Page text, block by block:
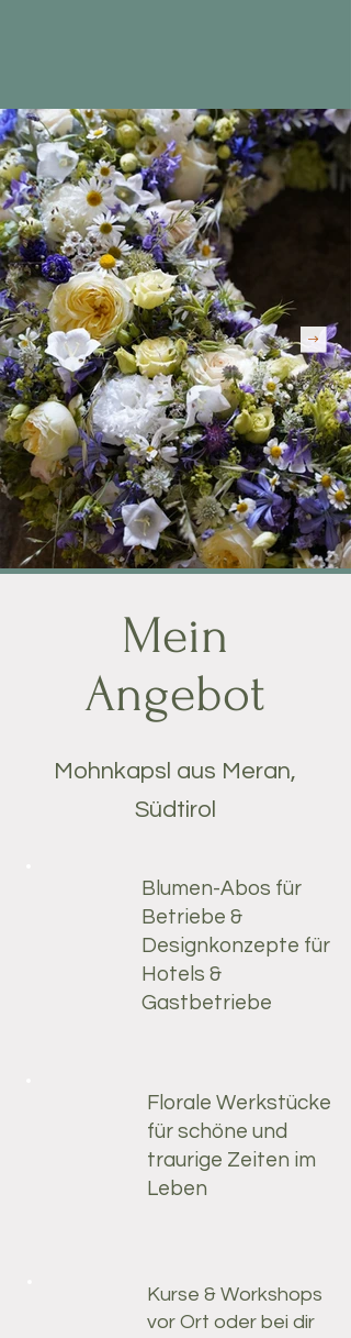
Mein
Angebot
Mohnkapsl aus Meran,
Südtirol
Blumen-Abos für
Betriebe &
Designkonzepte für
Hotels &
Gastbetriebe
Florale Werkstücke
für schöne und
traurige Zeiten im
Leben
Kurse & Workshops
vor Ort oder bei dir